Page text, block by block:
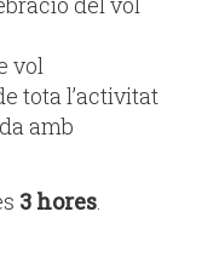
vol
tota l’activitat
amb
3 hores.